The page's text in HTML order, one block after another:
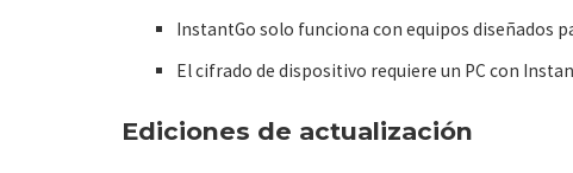
InstantGo solo funciona con equipos diseñados
El cifrado de dispositivo requiere un PC con
Ediciones de actualización